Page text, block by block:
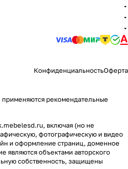
КонфиденциальностьОферта
рекомендательные
включая (но не
фотографическую и видео
и оформление страниц, доменное
являются объектами авторского
собственность, защищены